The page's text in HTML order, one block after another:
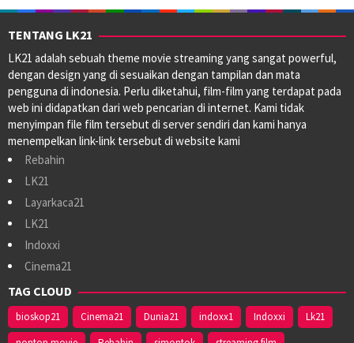
TENTANG LK21
LK21 adalah sebuah theme movie streaming yang sangat powerful,
dengan design yang di sesuaikan dengan tampilan dan mata
pengguna di indonesia. Perlu diketahui, film-film yang terdapat pada
web ini didapatkan dari web pencarian di internet. Kami tidak
menyimpan file film tersebut di server sendiri dan kami hanya
menempelkan link-link tersebut di website kami
Rebahin
LK21
Layarkaca21
LK21
Indoxxi
Cinema21
TAG CLOUD
bioskop21 Cinema21 Dunia21 indoxx1 Indoxxi
Lk21